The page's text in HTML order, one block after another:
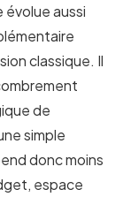
aussi
classique. Il
de
simple
donc moins
espace